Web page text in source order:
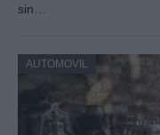
sin…
AUTOMOVIL